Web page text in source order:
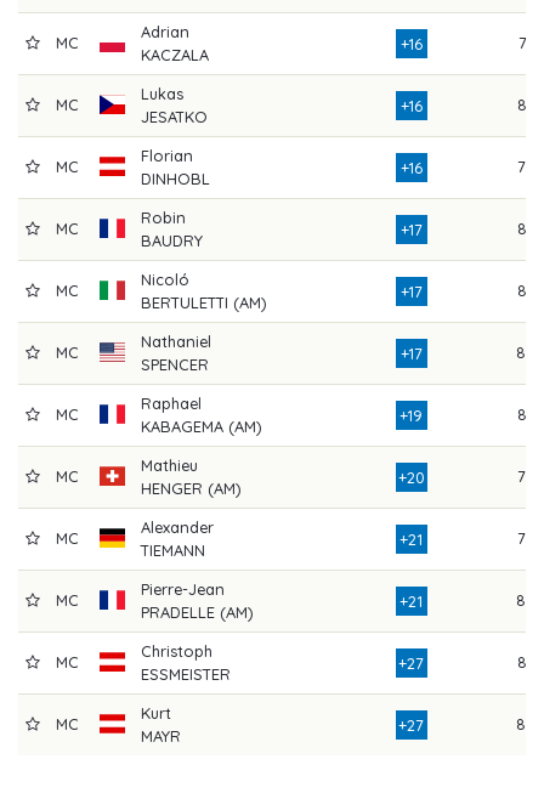
MC
Adrian
KACZALA
+16 77
MC
Lukas
JESATKO
+16 86
MC
Florian
DINHOBL
+16 78
MC
Robin
BAUDRY
+17 82
MC
Nicoló
BERTULETTI (AM)
+17 85
MC
Nathaniel
SPENCER
+17 80
MC
Raphael
KABAGEMA (AM)
+19 83
MC
Mathieu
HENGER (AM)
+20 79
MC
Alexander
TIEMANN
+21 78
MC
Pierre-Jean
PRADELLE (AM)
+21 80
MC
Christoph
ESSMEISTER
+27 86
MC
Kurt
MAYR
+27 89